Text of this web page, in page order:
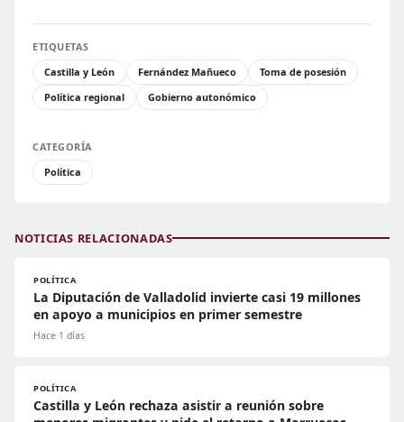
ETIQUETAS
Castilla y León
Fernández Mañueco
Toma de posesión
Política regional
Gobierno autonómico
CATEGORÍA
Política
NOTICIAS RELACIONADAS
POLÍTICA
La Diputación de Valladolid invierte casi 19 millones
en apoyo a municipios en primer semestre
Hace 1 días
POLÍTICA
Castilla y León rechaza asistir a reunión sobre